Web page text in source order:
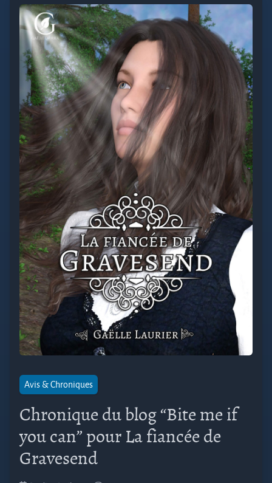
Avis & Chroniques
Chronique du blog “Bite me if
you can” pour La fiancée de
Gravesend